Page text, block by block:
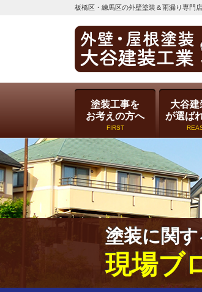
板橋区・練馬区の外壁塗装＆雨漏り専門
塗装工事を
お考えの方へ
FIRST
大谷
が選ば
塗装に関
現場ブ